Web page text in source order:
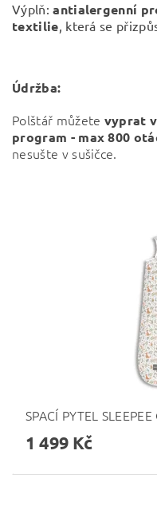
Výplň: antialergenní
textilie, která se
Údržba:
Polštář můžete vyprat
program - max 800
nesušte v sušičce.
SPACÍ PYTEL
1 499 Kč